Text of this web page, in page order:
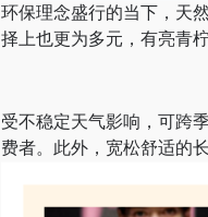
环保理念盛行的当下，天
择上也更为多元，有亮青
受不稳定天气影响，可跨
费者。此外，宽松舒适的